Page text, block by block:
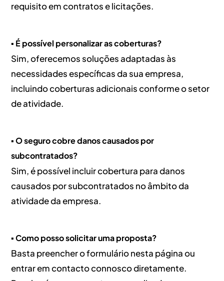
requisito em contratos e licitações.
▪️ É possível personalizar as coberturas?
Sim, oferecemos soluções adaptadas às
necessidades específicas da sua empresa,
incluindo coberturas adicionais conforme o setor
de atividade.
▪️ O seguro cobre danos causados por
subcontratados?
Sim, é possível incluir cobertura para danos
causados por subcontratados no âmbito da
atividade da empresa.
▪️ Como posso solicitar uma proposta?
Basta preencher o formulário nesta página ou
entrar em contacto connosco diretamente.